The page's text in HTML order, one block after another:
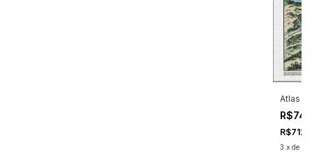
Atlas
3 x de